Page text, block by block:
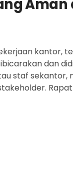
Aman
kantor,
dan
staf sekantor,
Rapat